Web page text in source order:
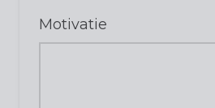
Motivatie